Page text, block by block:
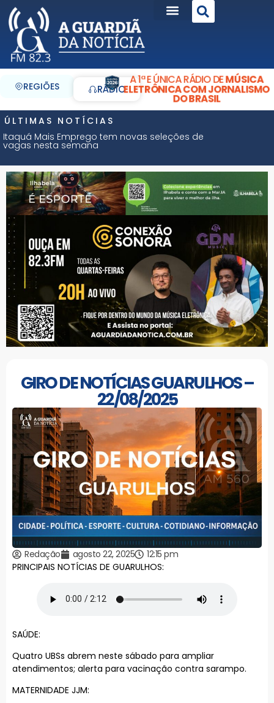
REGIÕES RÁDIO
A 1ª E ÚNICA RÁDIO DEMÚSICA
ELETRÔNICA COM JORNALISMO
DO BRASIL
ÚLTIMAS NOTÍCIAS
Itaquá Mais Emprego tem novas seleções de
vagas nesta semana
GIRO DE NOTÍCIAS GUARULHOS –
22/08/2025
Redação agosto 22, 2025
12:15 pm
PRINCIPAIS NOTÍCIAS DE GUARULHOS:
SAÚDE:
Quatro UBSs abrem neste sábado para ampliar
atendimentos; alerta para vacinação contra sarampo.
MATERNIDADE JJM: